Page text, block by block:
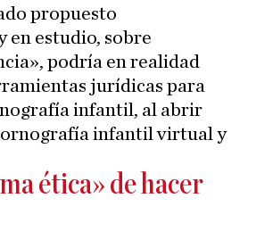
propuesto
en estudio, sobre
podría en realidad
jurídicas para
infantil, al abrir
infantil virtual y
ética» de hacer